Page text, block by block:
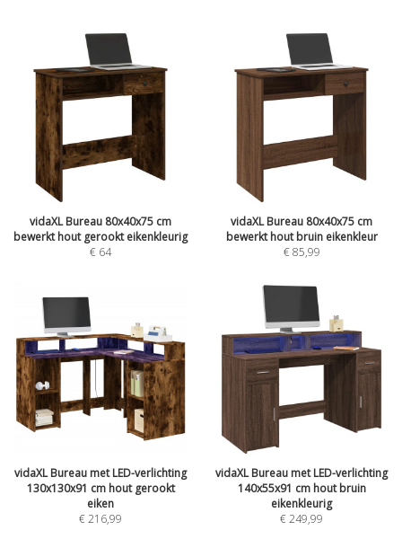
vidaXL Bureau 80x40x75 cm
bewerkt hout gerookt eikenkleurig
€ 64
vidaXL Bureau 80x40x75 cm
bewerkt hout bruin eikenkleur
€85,99
vidaXL Bureau met LED-verlichting
130x130x91 cm hout gerookt
eiken
€216,99
vidaXL Bureau met LED-verlichting
140x55x91 cm hout bruin
eikenkleurig
€249,99